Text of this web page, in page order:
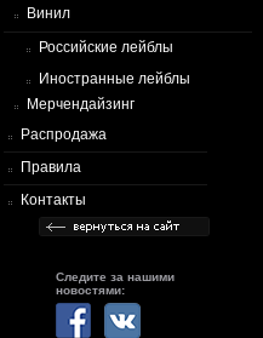
Винил
Российские лейблы
Иностранные лейблы
Мерчендайзинг
Распродажа
Правила
Контакты
Следите за нашими
новостями: